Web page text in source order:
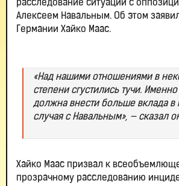
расследование ситуации с
Алексеем Навальным. Об этом
Германии Хайко Маас.
«Над нашими отношениями в
степени сгустились тучи.
должна внести больше вклада в
случая с Навальным», — сказал
Хайко Маас призвал к
прозрачному расследованию